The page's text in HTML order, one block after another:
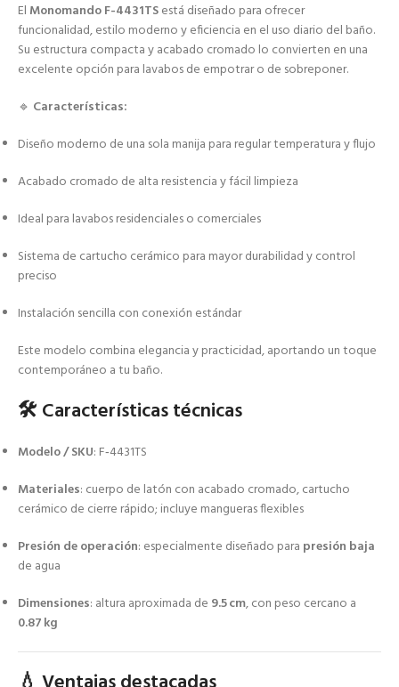
El Monomando F-4431TSestá diseñado para ofrecer
funcionalidad, estilo moderno y eficiencia en el uso diario del baño.
Su estructura compacta y acabado cromado lo convierten en una
excelente opción para lavabos de empotrar o de sobreponer.
🔹 Características:
Diseño moderno de una sola manija para regular temperatura y flujo
Acabado cromado de alta resistencia y fácil limpieza
Ideal para lavabos residenciales o comerciales
Sistema de cartucho cerámico para mayor durabilidad y control
preciso
Instalación sencilla con conexión estándar
Este modelo combina elegancia y practicidad, aportando un toque
contemporáneo a tu baño.
🛠️ Características técnicas
Modelo / SKU: F‑4431TS
Materiales: cuerpo de latón con acabado cromado, cartucho
cerámico de cierre rápido; incluye mangueras flexibles
Presión de operación: especialmente diseñado para presión baja
de agua
Dimensiones: altura aproximada de 9.5 cm, con peso cercano a
0.87 kg